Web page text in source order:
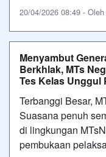
20/04/2026 08:49 -
Menyambut
Berkhlak, MTs
Tes Kelas Unggul
Terbanggi Besar,
Suasana penuh
di lingkungan
pembukaan